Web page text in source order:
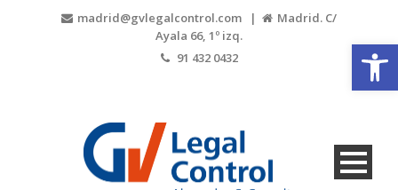
madrid@gvlegalcontrol.com |
Madrid. C/
Ayala 66, 1º izq.
91 432 0432